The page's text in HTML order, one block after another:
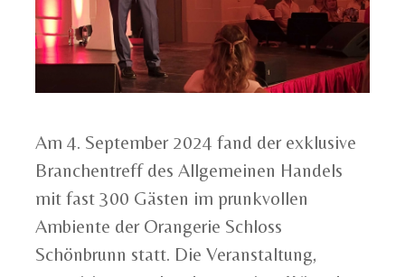
Am 4. September 2024 fand der exklusive
Branchentreff des Allgemeinen Handels
mit fast 300 Gästen im prunkvollen
Ambiente der Orangerie Schloss
Schönbrunn statt. Die Veranstaltung,